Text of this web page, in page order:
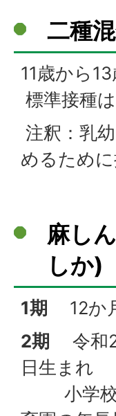
二種
11歳から
標準接種
注釈：乳
めるために
麻し
しか)
1期 12か
2期
令和
日生まれ
小学校就